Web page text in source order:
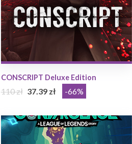
CONSCRIPT Deluxe Edition
110 zł 37.39 zł -66%